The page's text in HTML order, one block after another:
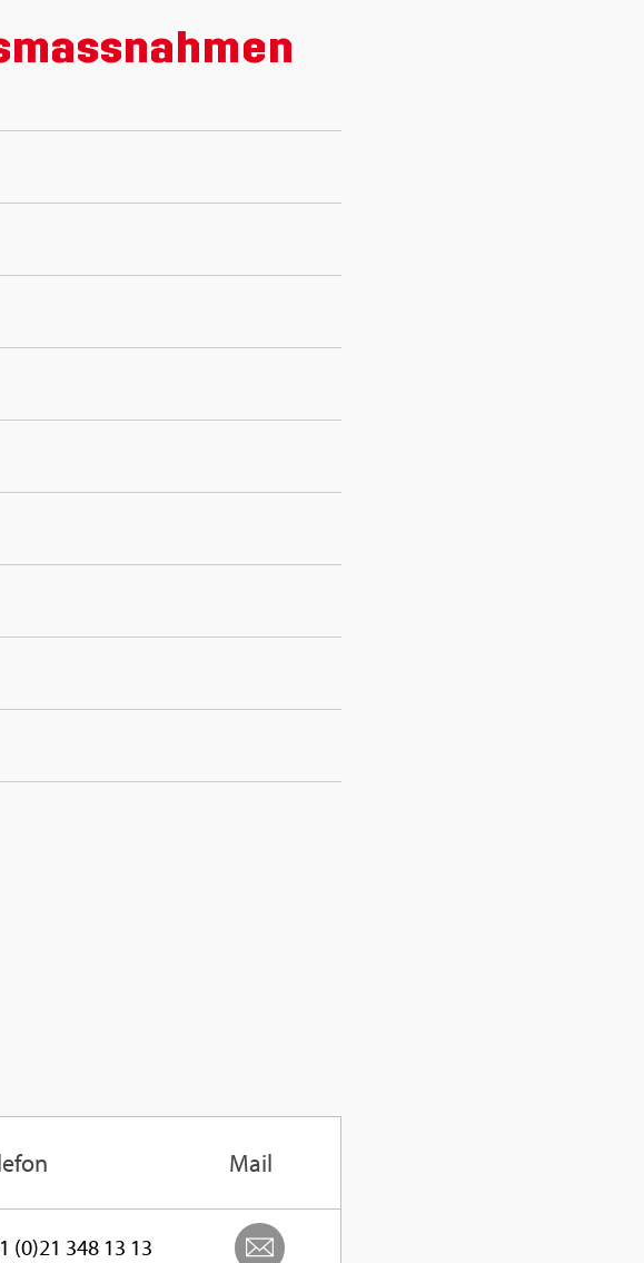
Mail
(0)21 348 13 13